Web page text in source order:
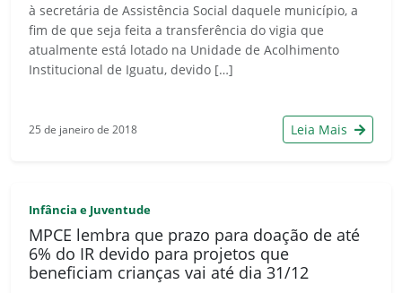
à secretária de Assistência Social daquele município, a
fim de que seja feita a transferência do vigia que
atualmente está lotado na Unidade de Acolhimento
Institucional de Iguatu, devido […]
25 de janeiro de 2018 Leia Mais
Infância e Juventude
MPCE lembra que prazo para doação de até
6% do IR devido para projetos que
beneficiam crianças vai até dia 31/12